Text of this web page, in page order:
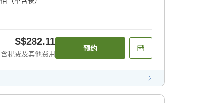
S$282.11
含税费及其他费用
预约